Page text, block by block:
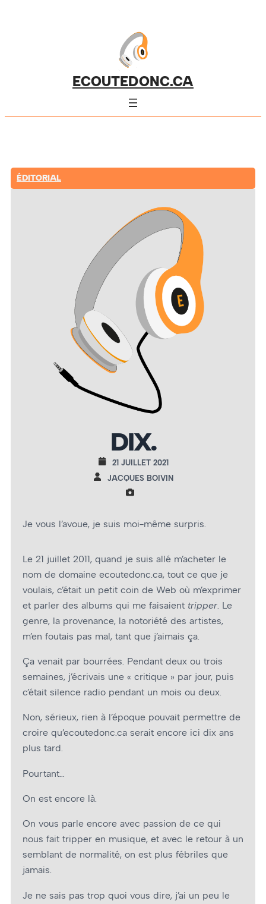
ECOUTEDONC.CA
ÉDITORIAL
DIX.
21 JUILLET 2021
JACQUES BOIVIN
Je vous l’avoue, je suis moi-même surpris.
Le 21 juillet 2011, quand je suis allé m’acheter le
nom de domaine ecoutedonc.ca, tout ce que je
voulais, c’était un petit coin de Web où m’exprimer
et parler des albums qui me faisaient tripper. Le
genre, la provenance, la notoriété des artistes,
m’en foutais pas mal, tant que j’aimais ça.
Ça venait par bourrées. Pendant deux ou trois
semaines, j’écrivais une « critique » par jour, puis
c’était silence radio pendant un mois ou deux.
Non, sérieux, rien à l’époque pouvait permettre de
croire qu’ecoutedonc.ca serait encore ici dix ans
plus tard.
Pourtant…
On est encore là.
On vous parle encore avec passion de ce qui
nous fait tripper en musique, et avec le retour à un
semblant de normalité, on est plus fébriles que
jamais.
Je ne sais pas trop quoi vous dire, j’ai un peu le